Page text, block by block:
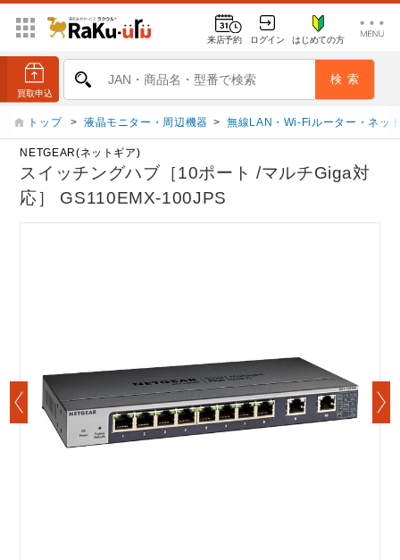
来店予約 ログイン はじめての方
トップ > 液晶モニター・周辺機器 > 無線LAN・Wi-Fiルーター・ネッ
NETGEAR(ネットギア)
スイッチングハブ［10ポート /マルチGiga対
応］ GS110EMX-100JPS